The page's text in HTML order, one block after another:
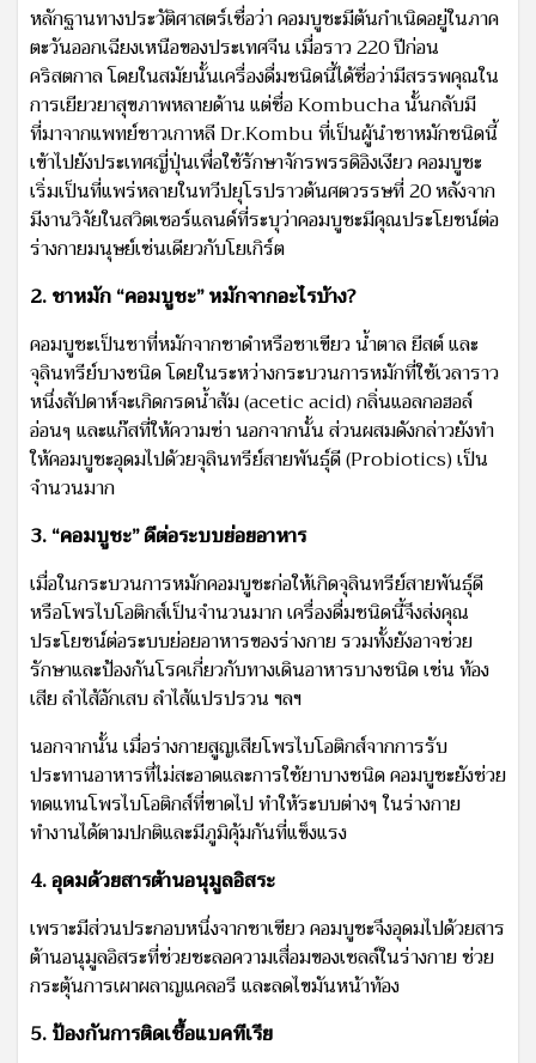
หลักฐานทางประวัติศาสตร์เชื่อว่า คอมบูชะมีต้นกำเนิดอยู่ในภาค
ตะวันออกเฉียงเหนือของประเทศจีน เมื่อราว 220 ปีก่อน
คริสตกาล โดยในสมัยนั้นเครื่องดื่มชนิดนี้ได้ชื่อว่ามีสรรพคุณใน
การเยียวยาสุขภาพหลายด้าน แต่ชื่อ Kombucha นั้นกลับมี
ที่มาจากแพทย์ชาวเกาหลี Dr.Kombu ที่เป็นผู้นำชาหมักชนิดนี้
เข้าไปยังประเทศญี่ปุ่นเพื่อใช้รักษาจักรพรรดิอิงเงียว คอมบูชะ
เริ่มเป็นที่แพร่หลายในทวีปยุโรปราวต้นศตวรรษที่ 20 หลังจาก
มีงานวิจัยในสวิตเซอร์แลนด์ที่ระบุว่าคอมบูชะมีคุณประโยชน์ต่อ
ร่างกายมนุษย์เช่นเดียวกับโยเกิร์ต
2. ชาหมัก “คอมบูชะ” หมักจากอะไรบ้าง?
คอมบูชะเป็นชาที่หมักจากชาดำหรือชาเขียว น้ำตาล ยีสต์ และ
จุลินทรีย์บางชนิด โดยในระหว่างกระบวนการหมักที่ใช้เวลาราว
หนึ่งสัปดาห์จะเกิดกรดน้ำส้ม (acetic acid) กลิ่นแอลกอฮอล์
อ่อนๆ และแก๊สที่ให้ความซ่า นอกจากนั้น ส่วนผสมดังกล่าวยังทำ
ให้คอมบูชะอุดมไปด้วยจุลินทรีย์สายพันธุ์ดี (Probiotics) เป็น
จำนวนมาก
3. “คอมบูชะ” ดีต่อระบบย่อยอาหาร
เมื่อในกระบวนการหมักคอมบูชะก่อให้เกิดจุลินทรีย์สายพันธุ์ดี
หรือโพรไบโอติกส์เป็นจำนวนมาก เครื่องดื่มชนิดนี้จึงส่งคุณ
ประโยชน์ต่อระบบย่อยอาหารของร่างกาย รวมทั้งยังอาจช่วย
รักษาและป้องกันโรคเกี่ยวกับทางเดินอาหารบางชนิด เช่น ท้อง
เสีย ลำไส้อักเสบ ลำไส้แปรปรวน ฯลฯ
นอกจากนั้น เมื่อร่างกายสูญเสียโพรไบโอติกส์จากการรับ
ประทานอาหารที่ไม่สะอาดและการใช้ยาบางชนิด คอมบูชะยังช่วย
ทดแทนโพรไบโอติกส์ที่ขาดไป ทำให้ระบบต่างๆ ในร่างกาย
ทำงานได้ตามปกติและมีภูมิคุ้มกันที่แข็งแรง
4. อุดมด้วยสารต้านอนุมูลอิสระ
เพราะมีส่วนประกอบหนึ่งจากชาเขียว คอมบูชะจึงอุดมไปด้วยสาร
ต้านอนุมูลอิสระที่ช่วยชะลอความเสื่อมของเซลล์ในร่างกาย ช่วย
กระตุ้นการเผาผลาญแคลอรี และลดไขมันหน้าท้อง
5. ป้องกันการติดเชื้อแบคทีเรีย